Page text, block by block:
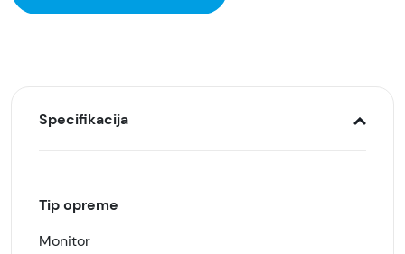
Specifikacija
Tip opreme
Monitor